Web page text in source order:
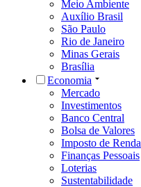
Meio Ambiente
Auxílio Brasil
São Paulo
Rio de Janeiro
Minas Gerais
Brasília
Economia
Mercado
Investimentos
Banco Central
Bolsa de Valores
Imposto de Renda
Finanças Pessoais
Loterias
Sustentabilidade